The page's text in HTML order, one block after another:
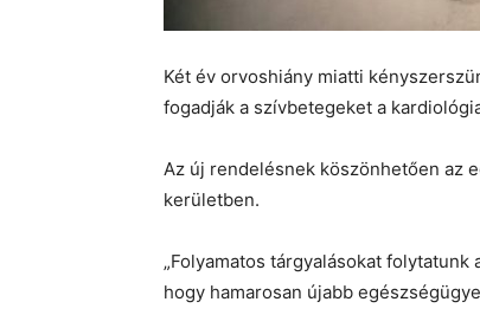
Két év orvoshiány miatti
fogadják a szívbetegeket a
Az új rendelésnek köszönhetően az
kerületben.
„Folyamatos tárgyalásokat
hogy hamarosan újabb